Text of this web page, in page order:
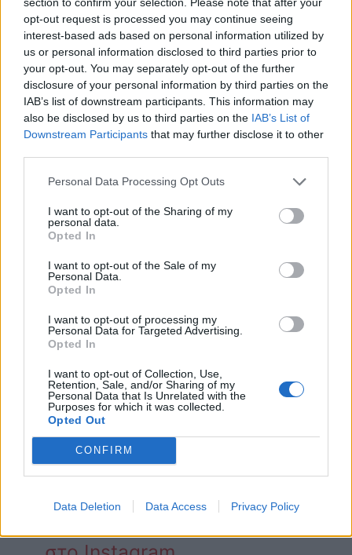
opt-out request is processed you may continue seeing
interest-based ads based on personal information utilized by
us or personal information disclosed to third parties prior to
your opt-out. You may separately opt-out of the further
disclosure of your personal information by third parties on the
IAB’s list of downstream participants. This information may
also be disclosed by us to third parties on the IAB’s List of
Downstream Participants that may further disclose it to other
Personal Data Processing Opt Outs
I want to opt-out of the Sharing of my
personal data.
Opted In
I want to opt-out of the Sale of my
Personal Data.
Opted In
I want to opt-out of processing my
Personal Data for Targeted Advertising.
Opted In
I want to opt-out of Collection, Use,
Retention, Sale, and/or Sharing of my
Personal Data that Is Unrelated with the
Purposes for which it was collected.
Opted Out
CONFIRM
Data Deletion Data Access Privacy Policy
«Χρόνια πολλά σε όλες τις μανούλες
του κόσμου! Στις μανούλες που έχουν
τα παιδιά τους, στις μανούλες που
έχασαν τα παιδιά τους, στις μανούλες
που τα παιδιά τους τους
επισκέφθηκαν για λίγο, στις μανούλες
που υιοθέτησαν τα παιδιά τους και σε
όλες τις γυναίκες που νιώθουν
μανούλες. Σας αγαπώ και σας
εκτιμώ», έγραψε χαρακτηριστικά
κάτω από την φωτογραφία της
Δείτε αυτή τη δημοσίευση